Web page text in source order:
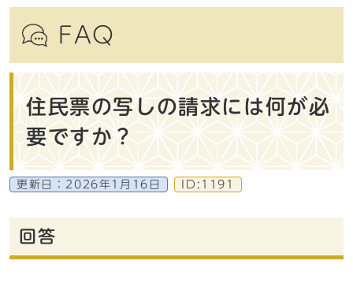
FAQ
住民票の写しの請求には何が必
要ですか？
更新日： 2026年1月16日 ID:1191
回答